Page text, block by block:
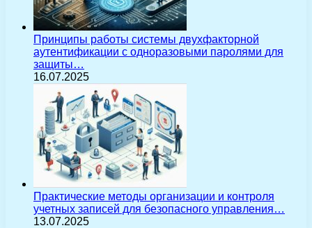
Принципы работы системы двухфакторной
аутентификации с одноразовыми паролями для
защиты…
16.07.2025
Практические методы организации и контроля
учетных записей для безопасного управления…
13.07.2025